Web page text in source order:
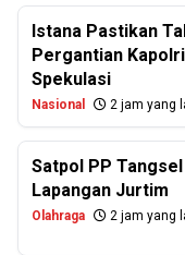
Istana Pastikan
Pergantian
Spekulasi
Nasional 2 jam yang
Satpol PP
Lapangan Jurtim
Olahraga 2 jam yang